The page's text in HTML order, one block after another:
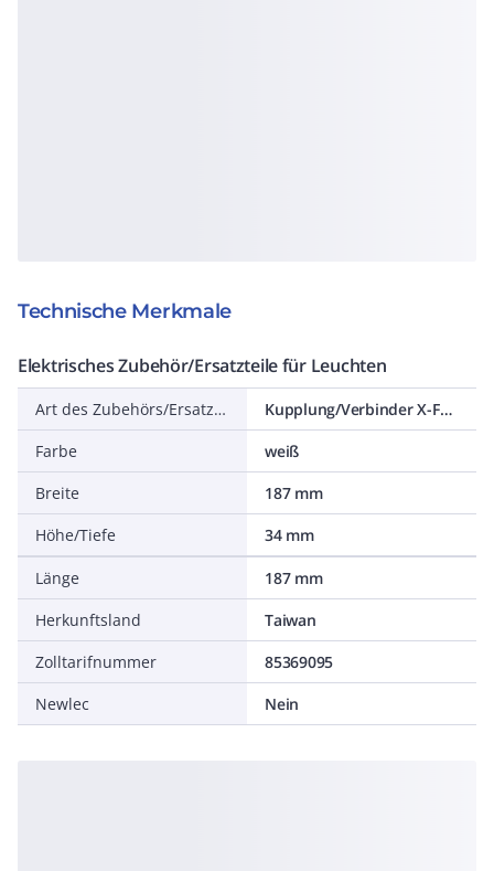
Technische Merkmale
Elektrisches Zubehör/Ersatzteile für Leuchten
Art des Zubehörs/Ersatzteils
Kupplung/Verbinder X-Form
Farbe
weiß
Breite
187 mm
Höhe/Tiefe
34 mm
Länge
187 mm
Herkunftsland
Taiwan
Zolltarifnummer
85369095
Newlec
Nein